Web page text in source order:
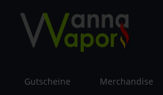
Gutscheine Merchandise